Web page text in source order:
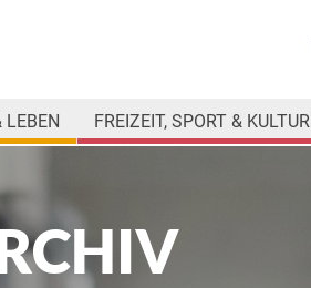
LEBEN FREIZEIT, SPORT & KULTUR